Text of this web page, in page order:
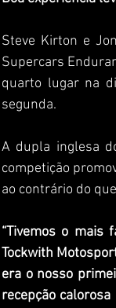
Steve Kirton e
Supercars
quarto lugar na
segunda.
A dupla inglesa
competição
ao contrário do
“Tivemos o mais
Tockwith
era o nosso
recepção